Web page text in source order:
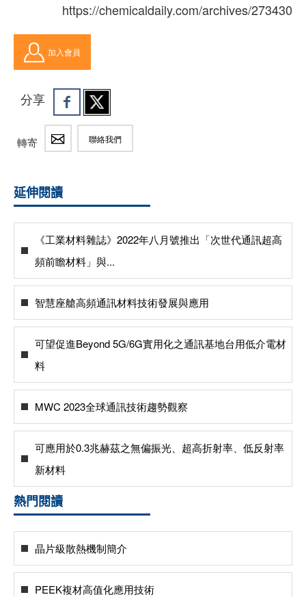
https://chemicaldaily.com/archives/273430
加入會員
分享
轉寄 聯絡我們
延伸閱讀
《工業材料雜誌》2022年八月號推出「次世代通訊超高
頻前瞻材料」與...
智慧座艙高頻通訊材料技術發展與應用
可望促進Beyond 5G/6G實用化之通訊基地台用低介電材
料
MWC 2023全球通訊技術趨勢觀察
可應用於0.3兆赫茲之無偏振光、超高折射率、低反射率
新材料
熱門閱讀
晶片級散熱機制簡介
PEEK複材高值化應用技術